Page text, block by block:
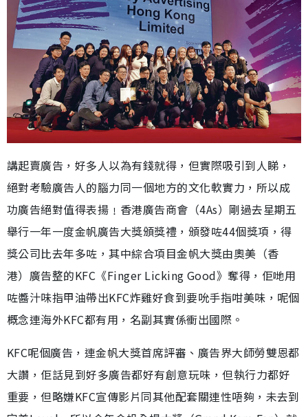
講起賣廣告，好多人以為有錢就得，但實際吸引到人睇，
絕對考驗廣告人的腦力同一個地方的文化軟實力，所以成
功廣告絕對值得表揚﹗香港廣告商會（4As）剛過去星期五
舉行一年一度金帆廣告大獎頒獎禮，頒發咗44個獎項，得
獎公司比去年多咗，其中綜合項目金帆大獎由奧美（香
港）廣告整的KFC《Finger Licking Good》奪得，佢哋用
咗醬汁味指甲油帶出KFC炸雞好食到要吮手指咁美味，呢個
概念連海外KFC都有用，名副其實係衝出國際。
KFC呢個廣告，連金帆大獎首席評審、廣告界大師勞雙恩都
大讚，佢話見到好多廣告都好有創意玩味，但執行力都好
重要，但略嫌KFC宣傳影片同其他配套關連性唔夠，未去到